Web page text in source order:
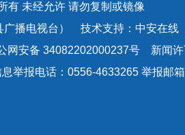
有 未经允许 请勿复制或镜像
播电视台） 技术支持：中安在线
安备 34082202000237号 新闻许
举报电话：0556-4633265 举报邮